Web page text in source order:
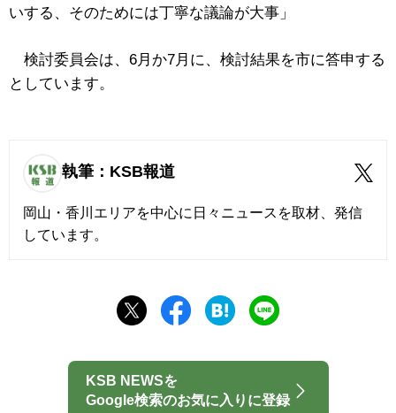
いする、そのためには丁寧な議論が大事」
検討委員会は、6月か7月に、検討結果を市に答申する
としています。
執筆：KSB報道
岡山・香川エリアを中心に日々ニュースを取材、発信
しています。
KSB NEWSを
Google検索のお気に入りに登録